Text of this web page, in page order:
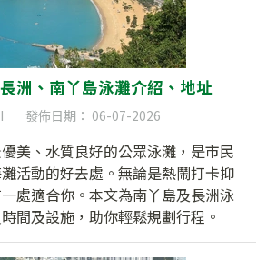
長洲、南丫島泳灘介紹、地址
發佈日期： 06-07-2026
美、水質良好的公眾泳灘，是市民
活動的好去處。無論是熱鬧打卡抑
處適合你。本文為南丫島及長洲泳
間及設施，助你輕鬆規劃行程。